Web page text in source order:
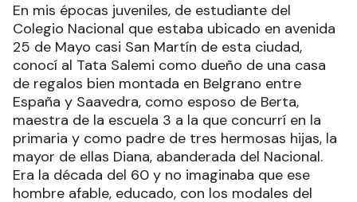
En mis épocas juveniles, de estudiante del
Colegio Nacional que estaba ubicado en avenida
25 de Mayo casi San Martín de esta ciudad,
conocí al Tata Salemi como dueño de una casa
de regalos bien montada en Belgrano entre
España y Saavedra, como esposo de Berta,
maestra de la escuela 3 a la que concurrí en la
primaria y como padre de tres hermosas hijas, la
mayor de ellas Diana, abanderada del Nacional.
Era la década del 60 y no imaginaba que ese
hombre afable, educado, con los modales del